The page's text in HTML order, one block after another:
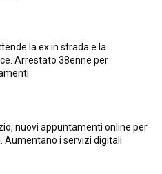
la ex in strada e la
Arrestato 38enne per
nuovi appuntamenti online per
Aumentano i servizi digitali